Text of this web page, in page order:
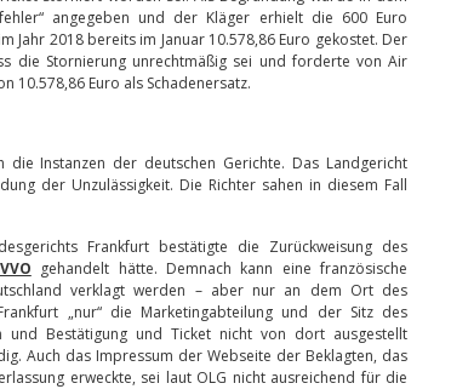
angegeben und der Kläger erhielt die 600 Euro
Jahr 2018 bereits im Januar 10.578,86 Euro gekostet. Der
die Stornierung unrechtmäßig sei und forderte von Air
10.578,86 Euro als Schadenersatz.
Instanzen der deutschen Gerichte. Das Landgericht
der Unzulässigkeit. Die Richter sahen in diesem Fall
Frankfurt bestätigte die Zurückweisung des
gehandelt hätte. Demnach kann eine französische
verklagt werden – aber nur an dem Ort des
„nur“ die Marketingabteilung und der Sitz des
und Bestätigung und Ticket nicht von dort ausgestellt
Auch das Impressum der Webseite der Beklagten, das
erweckte, sei laut OLG nicht ausreichend für die